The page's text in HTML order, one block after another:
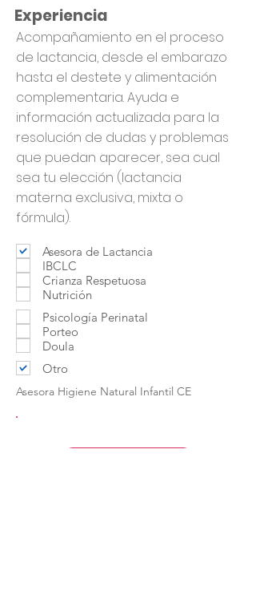
Acompañamiento en el proceso
de lactancia, desde el embarazo
hasta el destete y alimentación
complementaria. Ayuda e
información actualizada para la
resolución de dudas y problemas
que puedan aparecer, sea cual
sea tu elección (lactancia
materna exclusiva, mixta o
fórmula).
Asesora de Lactancia
IBCLC
Crianza Respetuosa
Nutrición
Psicología Perinatal
Porteo
Doula
Otro
Asesora Higiene Natural Infantil CE
Experiencia